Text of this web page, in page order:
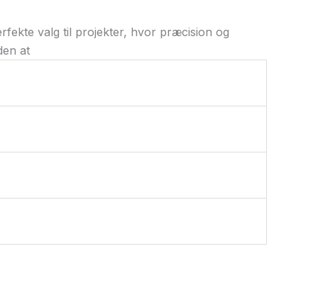
valg til projekter, hvor præcision og
at